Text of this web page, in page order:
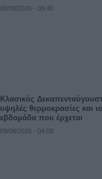
09/08/2026 - 05:40
Κλασικός
υψηλές θερμοκρασίες και
εβδομάδα που έρχεται
09/08/2026 - 04:08